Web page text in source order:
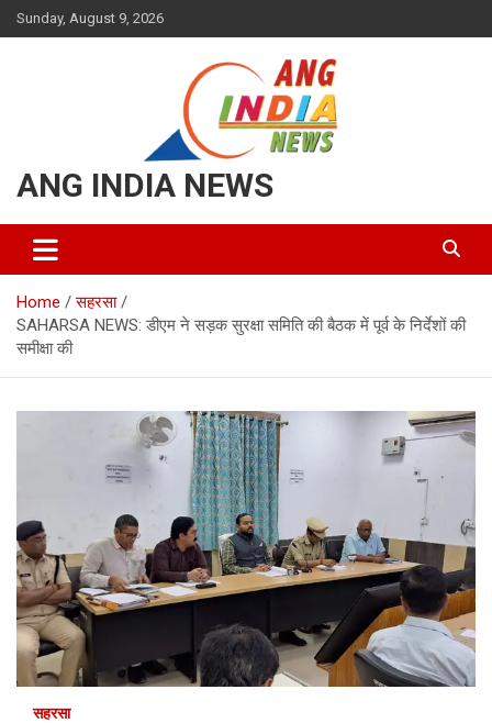
Skip
to
Sunday, August 9, 2026
ANG INDIA NEWS
Home
सहरसा
SAHARSA NEWS: डीएम ने सड़क सुरक्षा समिति की बैठक में पूर्व के निर्देशों की
समीक्षा की
सहरसा